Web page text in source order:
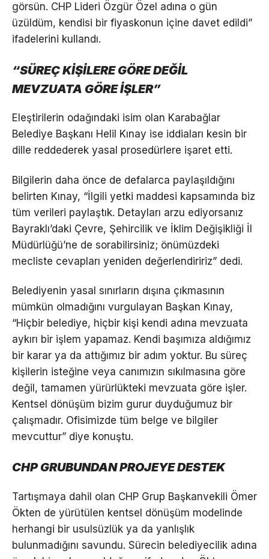
görsün. CHP Lideri Özgür Özel adına o gün
üzüldüm, kendisi bir fiyaskonun içine davet edildi”
ifadelerini kullandı.
“SÜREÇ KİŞİLERE GÖRE DEĞİL
MEVZUATA GÖRE İŞLER”
Eleştirilerin odağındaki isim olan Karabağlar
Belediye Başkanı Helil Kınay ise iddiaları kesin bir
dille reddederek yasal prosedürlere işaret etti.
Bilgilerin daha önce de defalarca paylaşıldığını
belirten Kınay, “İlgili yetki maddesi kapsamında biz
tüm verileri paylaştık. Detayları arzu ediyorsanız
Bayraklı’daki Çevre, Şehircilik ve İklim Değişikliği İl
Müdürlüğü’ne de sorabilirsiniz; önümüzdeki
mecliste cevapları yeniden değerlendiririz” dedi.
Belediyenin yasal sınırların dışına çıkmasının
mümkün olmadığını vurgulayan Başkan Kınay,
“Hiçbir belediye, hiçbir kişi kendi adına mevzuata
aykırı bir işlem yapamaz. Kendi başımıza aldığımız
bir karar ya da attığımız bir adım yoktur. Bu süreç
kişilerin isteğine veya canımızın sıkılmasına göre
değil, tamamen yürürlükteki mevzuata göre işler.
Kentsel dönüşüm bizim gurur duyduğumuz bir
çalışmadır. Ofisimizde tüm belge ve bilgiler
mevcuttur” diye konuştu.
CHP GRUBUNDAN PROJEYE DESTEK
Tartışmaya dahil olan CHP Grup Başkanvekili Ömer
Ökten de yürütülen kentsel dönüşüm modelinde
herhangi bir usulsüzlük ya da yanlışlık
bulunmadığını savundu. Sürecin belediyecilik adına